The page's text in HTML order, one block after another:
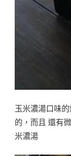
玉米濃湯口味
的，而且 還有
米濃湯